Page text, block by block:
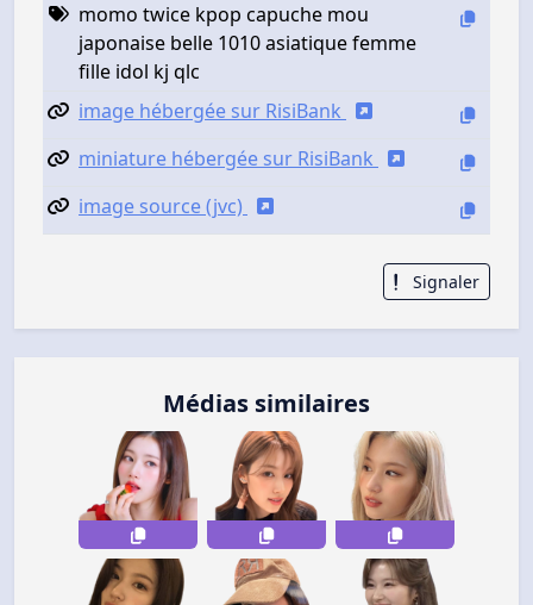
momo twice kpop capuche mou
japonaise belle 1010 asiatique femme
fille idol kj qlc
image hébergée sur RisiBank
miniature hébergée sur RisiBank
image source (jvc)
Signaler
Médias similaires